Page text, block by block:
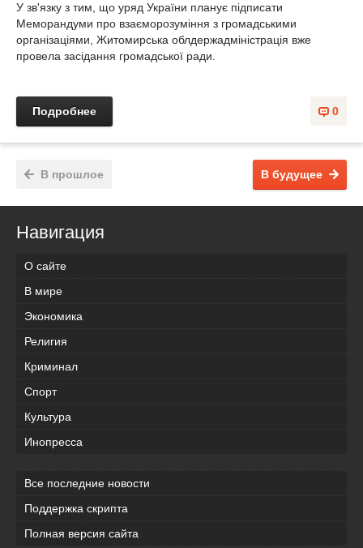
У зв'язку з тим, що уряд України планує підписати
Меморандуми про взаєморозуміння з громадськими
організаціями, Житомирська облдержадміністрація вже
провела засідання громадської ради.
0
Подробнее
В будущее
В прошлое
Навигация
О сайте
В мире
Экономика
Религия
Криминал
Спорт
Культура
Инопресса
Все последние новости
Поддержка скрипта
Полная версия сайта